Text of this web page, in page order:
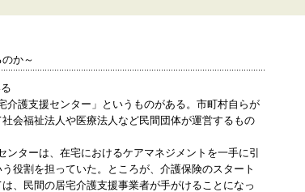
か～
介護支援センター」というものがある。市町村自らが
会福祉法人や医療法人など民間団体が運営するもの
ターは、在宅におけるケアマネジメントを一手に引
役割を担っていた。ところが、介護保険のスタート
、民間の居宅介護支援事業者が手がけることになっ